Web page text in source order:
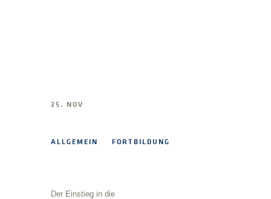
25. NOV
ALLGEMEIN FORTBILDUNG
Der Einstieg in die